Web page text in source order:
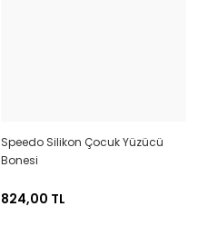
Speedo Silikon Çocuk Yüzücü
Bonesi
824,00 TL